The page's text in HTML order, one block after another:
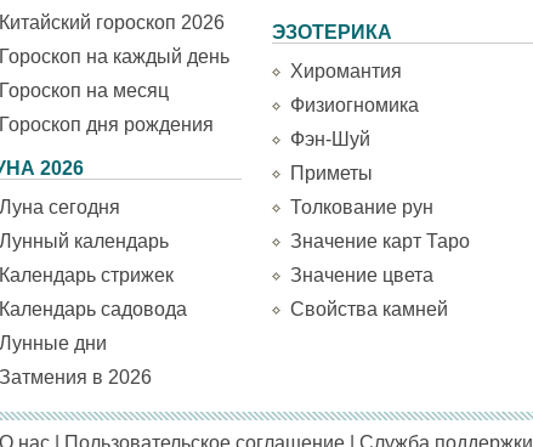
Китайский гороскоп 2026
Гороскоп на каждый день
Гороскоп на месяц
Гороскоп дня рождения
2026
Луна сегодня
Лунный календарь
Календарь стрижек
Календарь садовода
Лунные дни
Затмения в 2026
ЭЗОТЕРИКА
Хиромантия
Физиогномика
Фэн-Шуй
Приметы
Толкование рун
Значение карт Таро
Значение цвета
Свойства камней
О нас| Пользовательское соглашение| Служба поддержки